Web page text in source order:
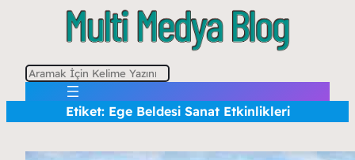
A
Etiket: Ege Beldesi Sanat Etkinlikleri